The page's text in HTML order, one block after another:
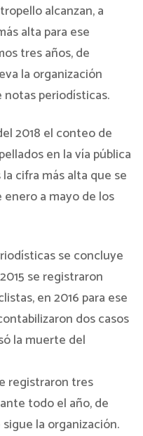
alcanzan, a
alta para ese
tres años, de
la organización
periodísticas.
2018 el conteo de
en la vía pública
cifra más alta que se
a mayo de los
se concluye
se registraron
en 2016 para ese
dos casos
la muerte del
registraron tres
todo el año, de
la organización.